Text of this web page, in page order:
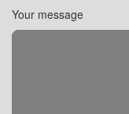
Your message